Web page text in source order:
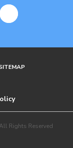
Rights Reserved